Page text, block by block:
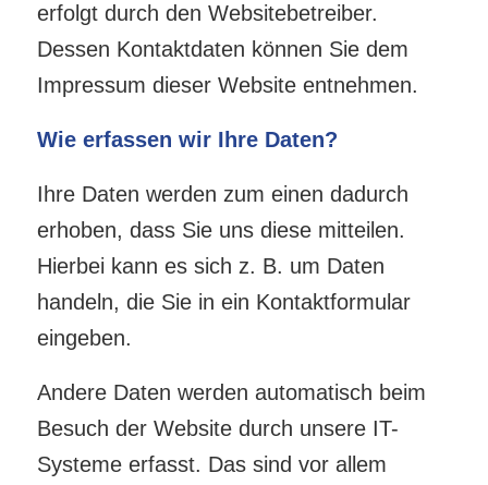
erfolgt durch den Websitebetreiber.
Dessen Kontaktdaten können Sie dem
Impressum dieser Website entnehmen.
Wie erfassen wir Ihre Daten?
Ihre Daten werden zum einen dadurch
erhoben, dass Sie uns diese mitteilen.
Hierbei kann es sich z. B. um Daten
handeln, die Sie in ein Kontaktformular
eingeben.
Andere Daten werden automatisch beim
Besuch der Website durch unsere IT-
Systeme erfasst. Das sind vor allem